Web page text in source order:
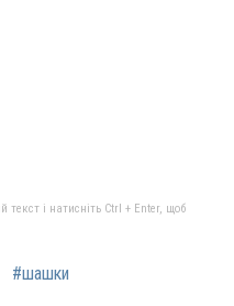
текст і натисніть Ctrl + Enter, щоб
#шашки